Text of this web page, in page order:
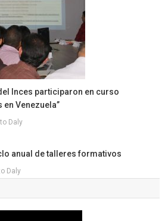
Inces participaron en curso
Venezuela”
Daly
anual de talleres formativos
Daly